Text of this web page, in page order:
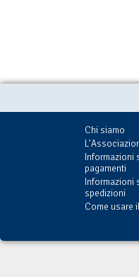
Chi siamo
Informazioni
pagamenti
Informazioni
spedizioni
Come usare